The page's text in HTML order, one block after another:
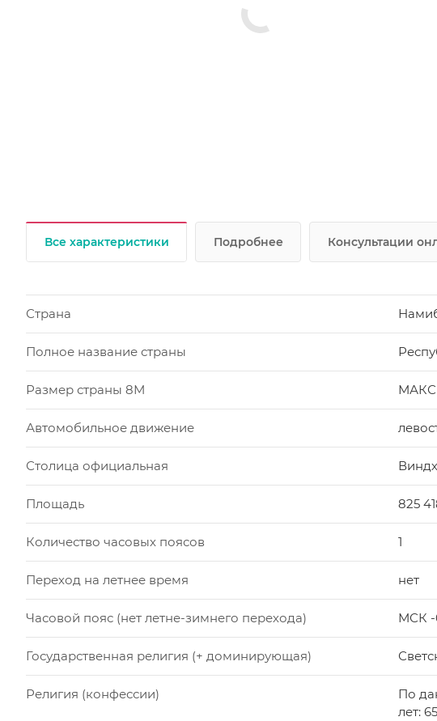
Все характеристики Подробнее Консультации
Страна
Полное название страны
Размер страны 8М
Автомобильное движение
Столица официальная
Площадь 825
Количество часовых поясов 1
Переход на летнее время нет
Часовой пояс (нет летне-зимнего перехода) МСК -
Государственная религия (+ доминирующая)
Религия (конфессии)
По
лет: